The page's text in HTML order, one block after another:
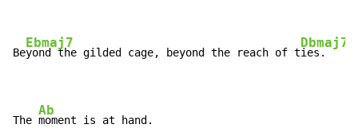
Be
Ebmaj7
yond the gilded cage, beyond the reach of t
Dbmaj7
ies.
The
Ab
moment is at hand.